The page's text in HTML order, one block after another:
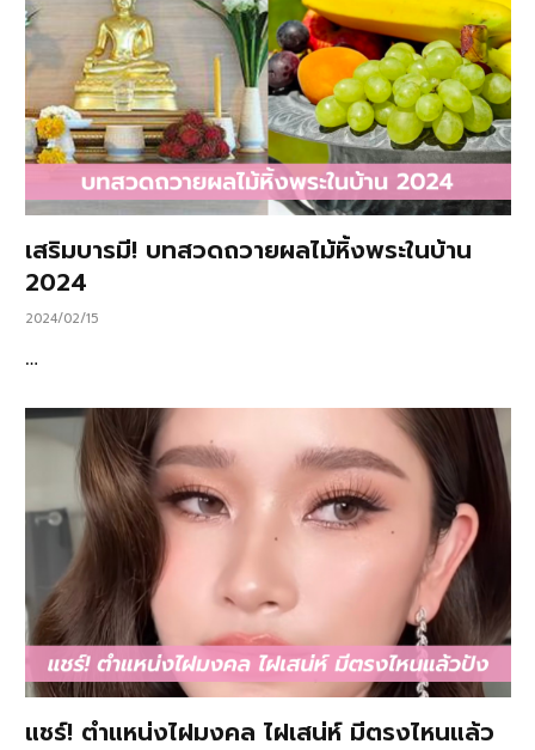
เสริมบารมี! บทสวดถวายผลไม้หิ้งพระในบ้าน
2024
2024/02/15
…
แชร์! ตำแหน่งไฝมงคล ไฝเสน่ห์ มีตรงไหนแล้ว